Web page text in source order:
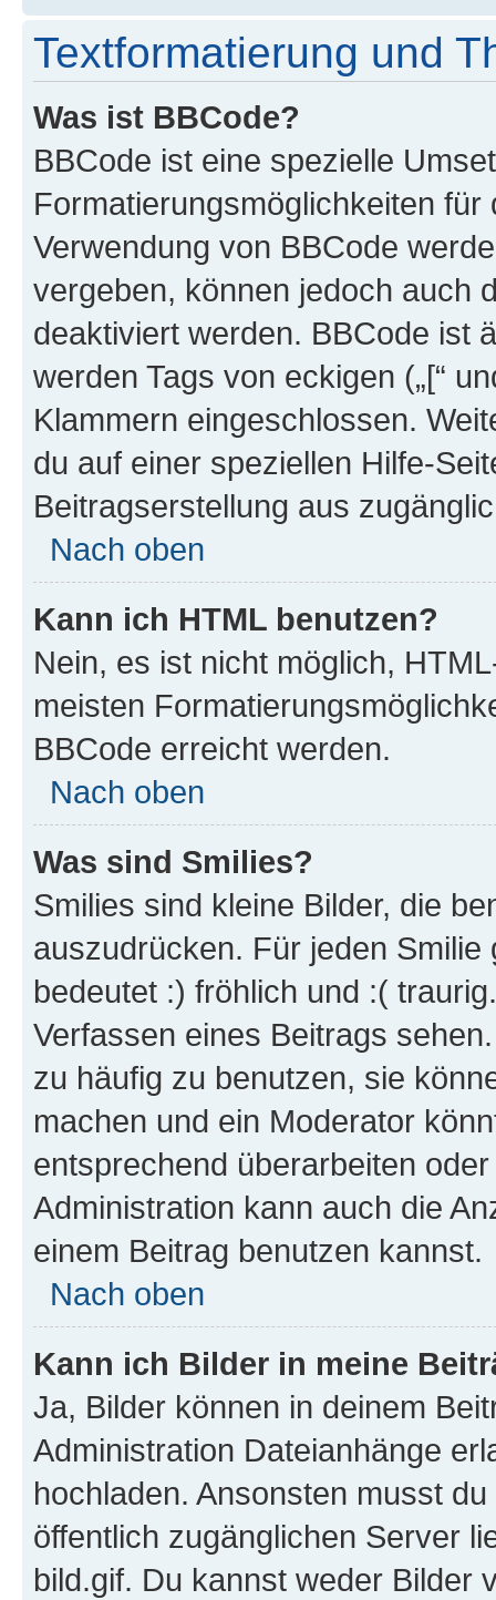
Textformatierung und
Was ist BBCode?
BBCode ist eine spezielle
Formatierungsmöglichkeiten
Verwendung von BBCode
vergeben, können jedoch auch
deaktiviert werden. BBCode ist
werden Tags von eckigen („[“
Klammern eingeschlossen.
du auf einer speziellen Hilfe-
Beitragserstellung aus
Nach oben
Kann ich HTML benutzen?
Nein, es ist nicht möglich,
meisten
BBCode erreicht werden.
Nach oben
Was sind Smilies?
Smilies sind kleine Bilder, die
auszudrücken. Für jeden
bedeutet :) fröhlich und :(
Verfassen eines Beitrags
zu häufig zu benutzen, sie
machen und ein Moderator
entsprechend überarbeiten
Administration kann auch die
einem Beitrag benutzen kannst.
Nach oben
Kann ich Bilder in meine
Ja, Bilder können in deinem
Administration Dateianhänge
hochladen. Ansonsten musst
öffentlich zugänglichen Server
bild.gif. Du kannst weder Bilder